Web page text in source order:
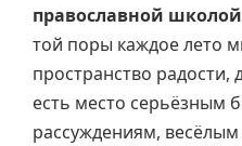
православной школой
той поры каждое лето
пространство радости,
есть место серьёзным
рассуждениям,